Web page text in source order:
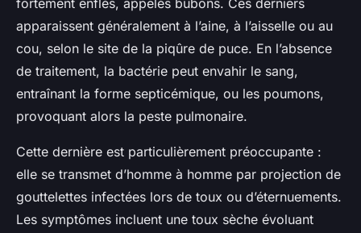
fortement enflés, appelés bubons. Ces derniers
apparaissent généralement à l’aine, à l’aisselle ou au
cou, selon le site de la piqûre de puce. En l’absence
de traitement, la bactérie peut envahir le sang,
entraînant la forme septicémique, ou les poumons,
provoquant alors la peste pulmonaire.
Cette dernière est particulièrement préoccupante :
elle se transmet d’homme à homme par projection de
gouttelettes infectées lors de toux ou d’éternuements.
Les symptômes incluent une toux sèche évoluant